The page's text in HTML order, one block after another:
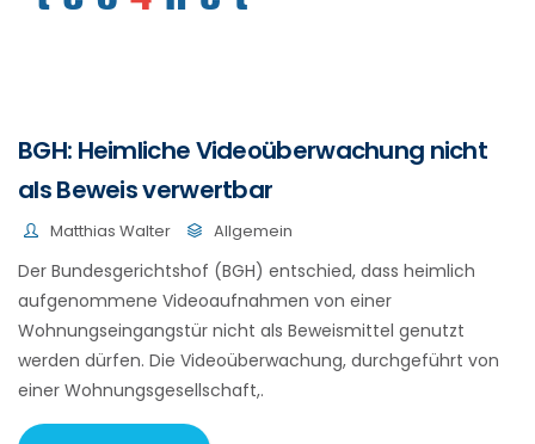
BGH: Heimliche Videoüberwachung nicht
als Beweis verwertbar
Matthias Walter Allgemein
Der Bundesgerichtshof (BGH) entschied, dass heimlich
aufgenommene Videoaufnahmen von einer
Wohnungseingangstür nicht als Beweismittel genutzt
werden dürfen. Die Videoüberwachung, durchgeführt von
einer Wohnungsgesellschaft,.